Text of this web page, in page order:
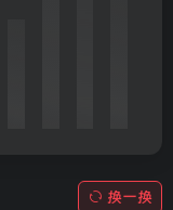
换一换